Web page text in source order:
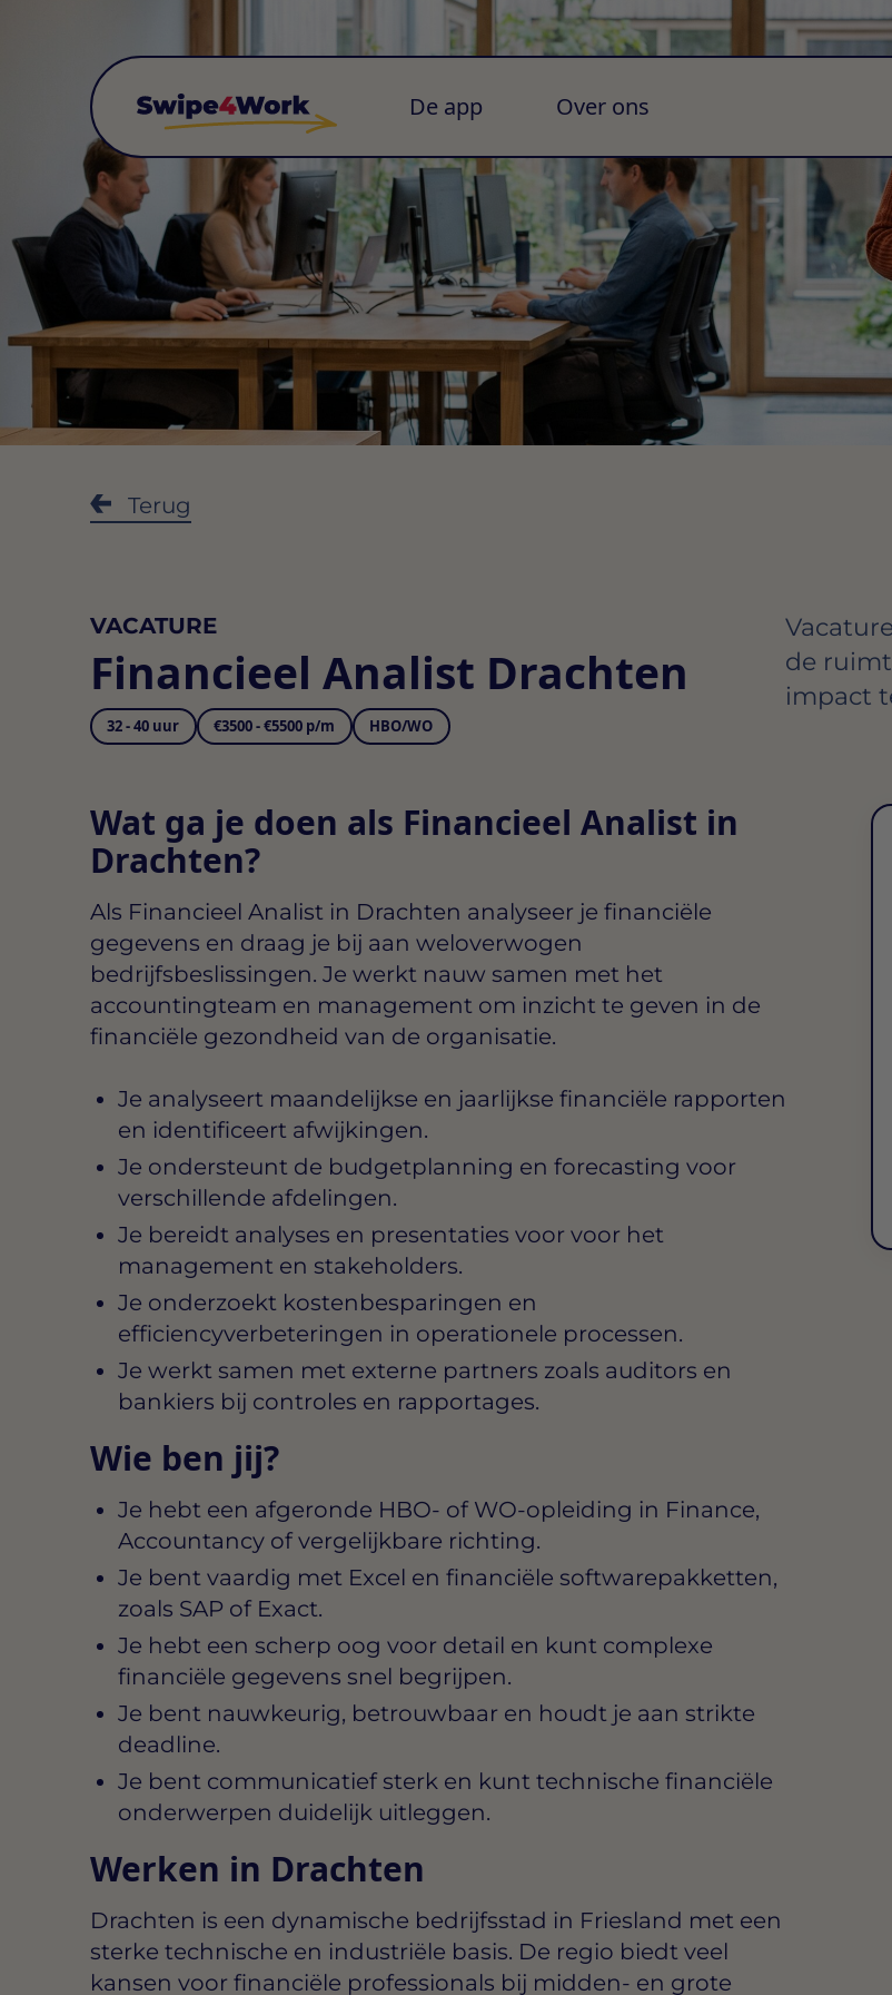
De app Over ons
Terug
VACATURE
Financieel Analist Drachten
32 - 40 uur €3500 - €5500 p/m HBO/WO
de
impact
Wat ga je doen als Financieel Analist in
Drachten?
Als Financieel Analist in Drachten analyseer je financiële
gegevens en draag je bij aan weloverwogen
bedrijfsbeslissingen. Je werkt nauw samen met het
accountingteam en management om inzicht te geven in de
financiële gezondheid van de organisatie.
Je analyseert maandelijkse en jaarlijkse financiële rapporten
en identificeert afwijkingen.
Je ondersteunt de budgetplanning en forecasting voor
verschillende afdelingen.
Je bereidt analyses en presentaties voor voor het
management en stakeholders.
Je onderzoekt kostenbesparingen en
efficiencyverbeteringen in operationele processen.
Je werkt samen met externe partners zoals auditors en
bankiers bij controles en rapportages.
Wie ben jij?
Je hebt een afgeronde HBO- of WO-opleiding in Finance,
Accountancy of vergelijkbare richting.
Je bent vaardig met Excel en financiële softwarepakketten,
zoals SAP of Exact.
Je hebt een scherp oog voor detail en kunt complexe
financiële gegevens snel begrijpen.
Je bent nauwkeurig, betrouwbaar en houdt je aan strikte
deadline.
Je bent communicatief sterk en kunt technische financiële
onderwerpen duidelijk uitleggen.
Werken in Drachten
Drachten is een dynamische bedrijfsstad in Friesland met een
sterke technische en industriële basis. De regio biedt veel
kansen voor financiële professionals bij midden- en grote